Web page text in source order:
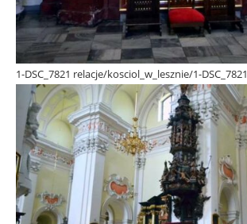
1-DSC_7821 relacje/kosciol_w_lesznie/1-DSC_7821